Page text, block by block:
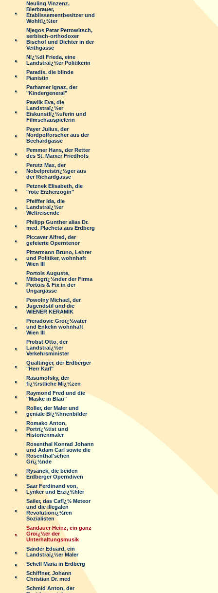
Neuling Vinzenz,
Bierbrauer,
Etablissementbesitzer und
Wohltï¿½ter
Njegos Petar Petrowitsch,
serbisch-orthodoxer
Bischof und Dichter in der
Veithgasse
Nï¿½dl Frieda, eine
Landstraï¿½er Politikerin
Paradis, die blinde
Pianistin
Parhamer Ignaz, der
"Kindergeneral"
Pawlik Eva, die
Landstraï¿½er
Eiskunstlï¿½uferin und
Filmschauspielerin
Payer Julius, der
Nordpolforscher aus der
Bechardgasse
Pemmer Hans, der Retter
des St. Marxer Friedhofs
Perutz Max, der
Nobelpreistrï¿½ger aus
der Richardgasse
Petznek Elisabeth, die
"rote Erzherzogin"
Pfeiffer Ida, die
Landstraï¿½er
Weltreisende
Philipp Gunther alias Dr.
med. Placheta aus Erdberg
Piccaver Alfred, der
gefeierte Operntenor
Pittermann Bruno, Lehrer
und Politiker, wohnhaft
Wien III
Portois Auguste,
Mitbegrï¿½nder der Firma
Portois & Fix in der
Ungargasse
Powolny Michael, der
Jugendstil und die
WIENER KERAMIK
Preradovic Groï¿½vater
und Enkelin wohnhaft
Wien III
Probst Otto, der
Landstraï¿½er
Verkehrsminister
Qualtinger, der Erdberger
"Herr Karl"
Rasumofsky, der
fï¿½rstliche Mï¿½zen
Raymond Fred und die
"Maske in Blau"
Roller, der Maler und
geniale Bï¿½hnenbilder
Romako Anton,
Portrï¿½tist und
Historienmaler
Rosenthal Konrad Johann
und Adam Carl sowie die
Rosenthal'schen
Grï¿½nde
Rysanek, die beiden
Erdberger Operndiven
Saar Ferdinand von,
Lyriker und Erzï¿½hler
Sailer, das Cafï¿½ Meteor
und die illegalen
Revolutionï¿½ren
Sozialisten
Sandauer Heinz, ein ganz
Groï¿½er der
Unterhaltungsmusik
Sander Eduard, ein
Landstraï¿½er Maler
Schell Maria in Erdberg
Schiffner, Johann
Christian Dr. med
Schmid Anton, der